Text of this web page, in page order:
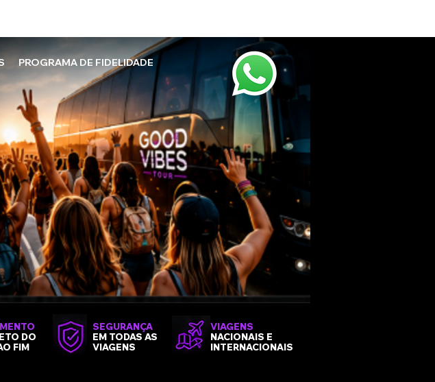
PROGRAMA DE FIDELIDADE
DO
FIM
SEGURANÇA
EM TODAS AS
VIAGENS
VIAGENS
NACIONAIS E
INTERNACIONAIS